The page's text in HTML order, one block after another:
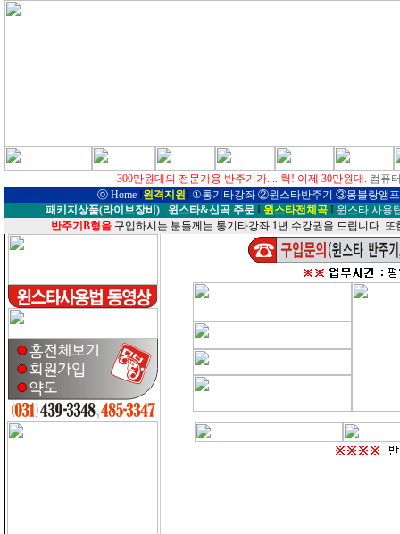
300만원대의 전문가용 반주기가.... 헉! 이제 30만원대. 컴퓨
ⓞ Home I원격지원I ①통기타강좌 ②윈스타반주기 ③몽블랑앰프
패키지상품(라이브장비)
윈스타&신곡 주문 I 윈스타전체곡 I 윈스타 사용
반주기B형을구입하시는 분들께는 통기타강좌 1년 수강권을 드립니다.